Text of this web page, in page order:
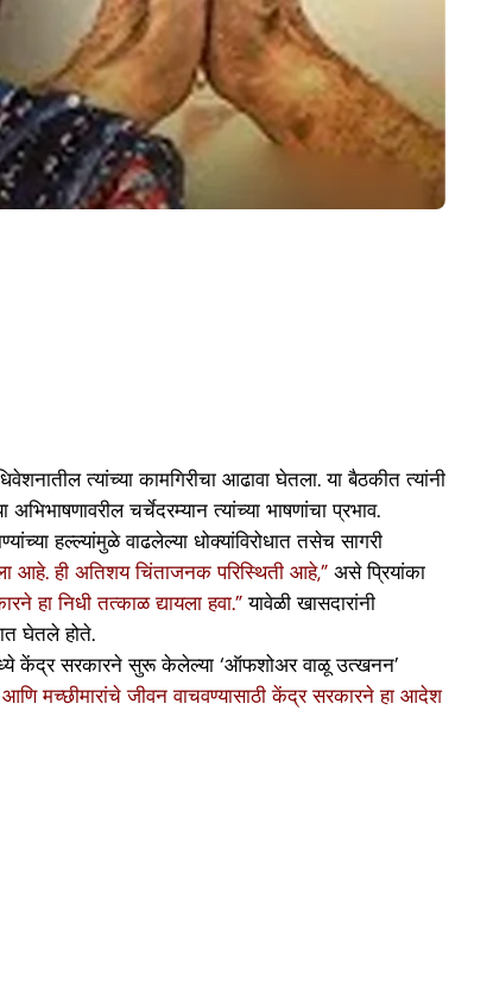
त्यांच्या कामगिरीचा आढावा घेतला. या बैठकीत त्यांनी
चर्चेदरम्यान त्यांच्या भाषणांचा प्रभाव.
हल्ल्यांमुळे वाढलेल्या धोक्यांविरोधात तसेच सागरी
आहे. ही अतिशय चिंताजनक परिस्थिती आहे,” असे प्रियांका
निधी तत्काळ द्यायला हवा.”यावेळी खासदारांनी
घेतले होते.
केंद्र सरकारने सुरू केलेल्या ‘ऑफशोअर वाळू उत्खनन’
आणि मच्छीमारांचे जीवन वाचवण्यासाठी केंद्र सरकारने हा आदेश